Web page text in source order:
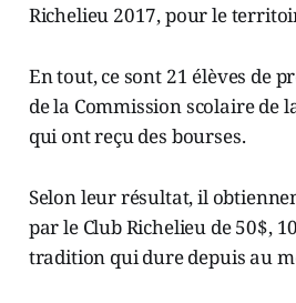
Richelieu 2017, pour le
En tout, ce sont 21 élèves de
de la Commission scolaire de
qui ont reçu des bourses.
Selon leur résultat, il
par le Club Richelieu de 50$,
tradition qui dure depuis au